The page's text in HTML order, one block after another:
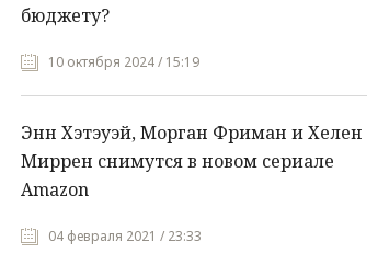
бюджету?
10 октября 2024 / 15:19
Энн Хэтэуэй, Морган Фриман и Хелен
Миррен снимутся в новом сериале
Amazon
04 февраля 2021 / 23:33